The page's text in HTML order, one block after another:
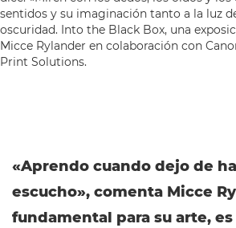
«Aprendo cuando dejo de
escucho», comenta Micce
fundamental para su arte,